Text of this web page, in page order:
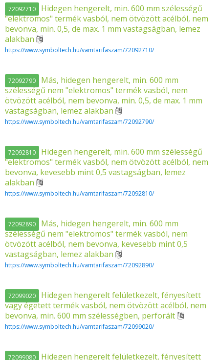
72092710
Hidegen hengerelt, min. 600 mm szélességű
"elektromos" termék vasból, nem ötvözött acélból, nem
bevonva, min. 0,5, de max. 1 mm vastagságban, lemez
alakban
https://www.symboltech.hu/vamtarifaszam/72092710/
72092790
Más, hidegen hengerelt, min. 600 mm
szélességű nem "elektromos" termék vasból, nem
ötvözött acélból, nem bevonva, min. 0,5, de max. 1 mm
vastagságban, lemez alakban
https://www.symboltech.hu/vamtarifaszam/72092790/
72092810
Hidegen hengerelt, min. 600 mm szélességű
"elektromos" termék vasból, nem ötvözött acélból, nem
bevonva, kevesebb mint 0,5 vastagságban, lemez
alakban
https://www.symboltech.hu/vamtarifaszam/72092810/
72092890
Más, hidegen hengerelt, min. 600 mm
szélességű nem "elektromos" termék vasból, nem
ötvözött acélból, nem bevonva, kevesebb mint 0,5
vastagságban, lemez alakban
https://www.symboltech.hu/vamtarifaszam/72092890/
72099020
Hidegen hengerelt felületkezelt, fényesített
vagy égetett termék vasból, nem ötvözött acélból, nem
bevonva, min. 600 mm szélességben, perforált
https://www.symboltech.hu/vamtarifaszam/72099020/
72099080 Hidegen hengerelt felületkezelt, fényesített